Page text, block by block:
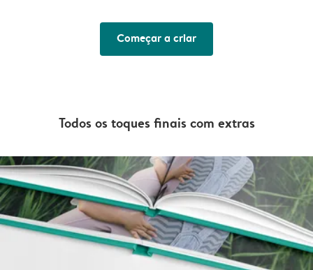
Começar a criar
Todos os toques finais com extras